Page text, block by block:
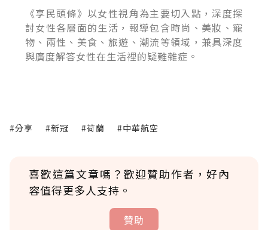
《享民頭條》以女性視角為主要切入點，深度探
討女性各層面的生活，報導包含時尚、美妝、寵
物、兩性、美食、旅遊、潮流等領域，兼具深度
與廣度解答女性在生活裡的疑難雜症。
#分享 #新冠 #荷蘭 #中華航空
喜歡這篇文章嗎？歡迎贊助作者，好內
容值得更多人支持。
贊助